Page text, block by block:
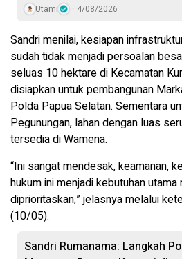
Utami 4/08/2026
Sandri menilai, kesiapan
sudah tidak menjadi persoalan
seluas 10 hektare di Kecamatan
disiapkan untuk pembangunan
Polda Papua Selatan. Sementara
Pegunungan, lahan dengan luas
tersedia di Wamena.
“Ini sangat mendesak, keamanan,
hukum ini menjadi kebutuhan utama
diprioritaskan,” jelasnya melalui
(10/05).
Sandri Rumanama: Langkah